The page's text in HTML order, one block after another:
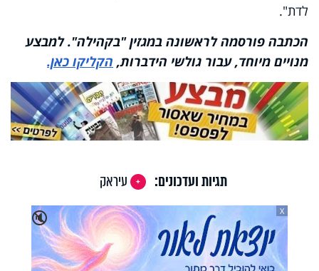
לדת".
הכתבה פורסמה לראשונה במגזין "בקהילה". למבצע
מנויים מיוחד, עבור גולשי הידברות, הקליקו כאן.
תגיות ועדכונים:
עיראק
🔇
X